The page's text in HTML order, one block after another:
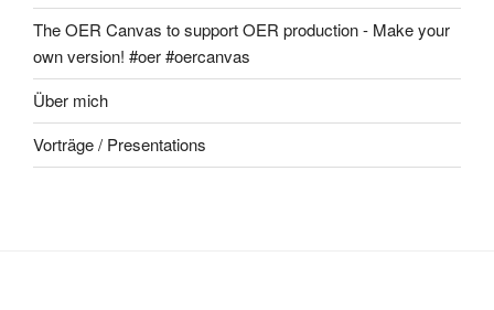
The OER Canvas to support OER production - Make your
own version! #oer #oercanvas
Über mich
Vorträge / Presentations